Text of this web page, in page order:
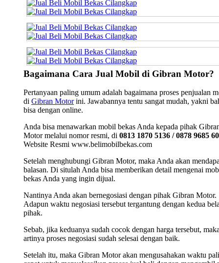
Bagaimana Cara Jual Mobil di Gibran Motor?
Pertanyaan paling umum adalah bagaimana proses penjualan
di Gibran Motorini. Jawabannya tentu sangat mudah, yakni
bisa dengan online.
Anda bisa menawarkan mobil bekas Anda kepada pihak
Motor melalui nomor resmi, di 0813 1870 5136 / 0878 9685
Website Resmi www.belimobilbekas.com
Setelah menghubungi Gibran Motor, maka Anda akan
balasan. Di situlah Anda bisa memberikan detail mengenai
bekas Anda yang ingin dijual.
Nantinya Anda akan bernegosiasi dengan pihak Gibran Motor.
Adapun waktu negosiasi tersebut tergantung dengan kedua
pihak.
Sebab, jika keduanya sudah cocok dengan harga tersebut,
artinya proses negosiasi sudah selesai dengan baik.
Setelah itu, maka Gibran Motor akan mengusahakan waktu